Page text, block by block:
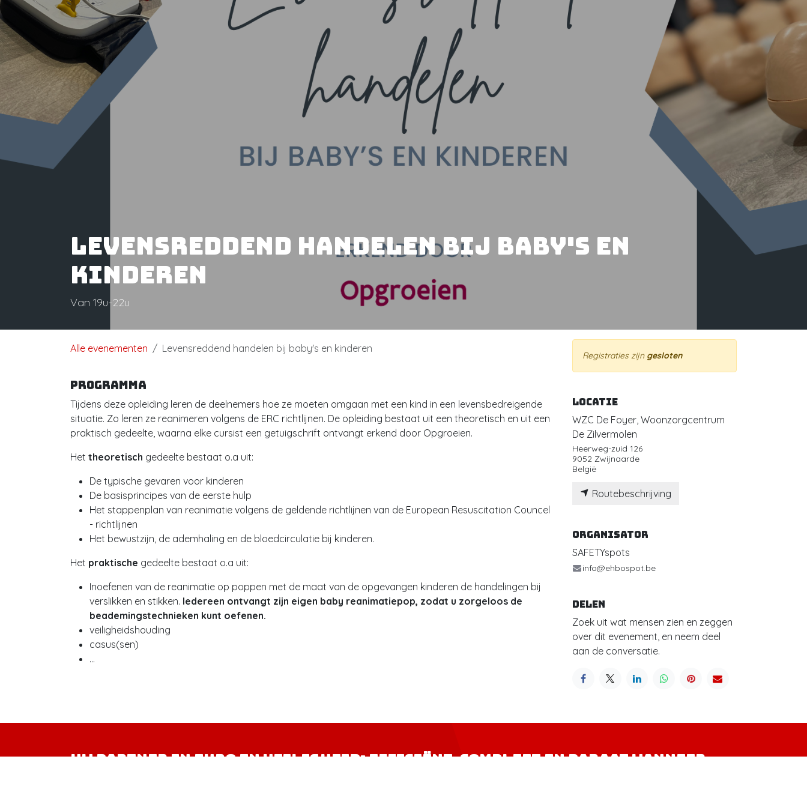
Levensreddend handelen bij baby's en
kinderen
Van 19u-22u
Alle evenementen Levensreddend handelen bij baby's en kinderen
Programma
Tijdens deze opleiding leren de deelnemers hoe ze moeten omgaan met een kind in een levensbedreigende
situatie. Zo leren ze reanimeren volgens de ERC richtlijnen. De opleiding bestaat uit een theoretisch en uit een
praktisch gedeelte, waarna elke cursist een getuigschrift ontvangt erkend door Opgroeien.
Het theoretisch gedeelte bestaat o.a uit:
De typische gevaren voor kinderen
De basisprincipes van de eerste hulp
Het stappenplan van reanimatie volgens de geldende richtlijnen van de European Resuscitation Councel
- richtlijnen
Het bewustzijn, de ademhaling en de bloedcirculatie bij kinderen.
Het praktische gedeelte bestaat o.a uit:
Inoefenen van de reanimatie op poppen met de maat van de opgevangen kinderen de handelingen bij
verslikken en stikken. Iedereen ontvangt zijn eigen baby reanimatiepop, zodat u zorgeloos de
beademingstechnieken kunt oefenen.
veiligheidshouding
casus(sen)
...
Registraties zijn gesloten
Locatie
WZC De Foyer, Woonzorgcentrum
De Zilvermolen
Heerweg-zuid 126
9052 Zwijnaarde
België
Routebeschrijving
Organisator
SAFETYspots
info@ehbospot.be
Delen
Zoek uit wat mensen zien en zeggen
over dit evenement, en neem deel
aan de conversatie.
Uw partner in EHBO en veiligheid: efficiënt, compleet en paraat wanneer